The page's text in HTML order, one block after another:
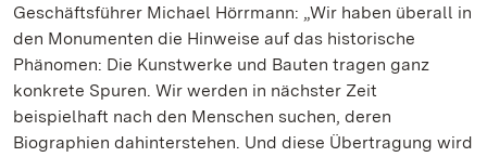
Geschäftsführer Michael Hörrmann: „Wir haben überall in
den Monumenten die Hinweise auf das historische
Phänomen: Die Kunstwerke und Bauten tragen ganz
konkrete Spuren. Wir werden in nächster Zeit
beispielhaft nach den Menschen suchen, deren
Biographien dahinterstehen. Und diese Übertragung wird